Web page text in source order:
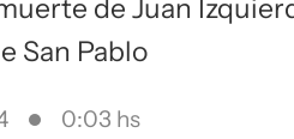
de Juan
San Pablo
0:03 hs